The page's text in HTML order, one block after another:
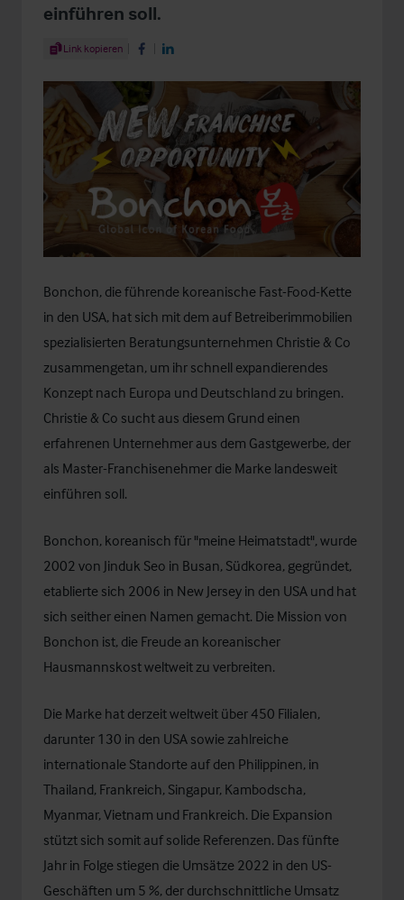
einführen soll.
Share Article
Link kopieren Share on Facebook
Share on LinkedIn
Bonchon, die führende koreanische Fast-Food-Kette
in den USA, hat sich mit dem auf Betreiberimmobilien
spezialisierten Beratungsunternehmen Christie & Co
zusammengetan, um ihr schnell expandierendes
Konzept nach Europa und Deutschland zu bringen.
Christie & Co sucht aus diesem Grund einen
erfahrenen Unternehmer aus dem Gastgewerbe, der
als Master-Franchisenehmer die Marke landesweit
einführen soll.
Bonchon, koreanisch für "meine Heimatstadt", wurde
2002 von Jinduk Seo in Busan, Südkorea, gegründet,
etablierte sich 2006 in New Jersey in den USA und hat
sich seither einen Namen gemacht. Die Mission von
Bonchon ist, die Freude an koreanischer
Hausmannskost weltweit zu verbreiten.
Die Marke hat derzeit weltweit über 450 Filialen,
darunter 130 in den USA sowie zahlreiche
internationale Standorte auf den Philippinen, in
Thailand, Frankreich, Singapur, Kambodscha,
Myanmar, Vietnam und Frankreich. Die Expansion
stützt sich somit auf solide Referenzen. Das fünfte
Jahr in Folge stiegen die Umsätze 2022 in den US-
Geschäften um 5 %, der durchschnittliche Umsatz